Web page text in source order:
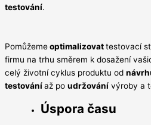
testování.
Pomůžemeoptimalizovattestovací
firmu na trhu směrem k dosažení
celý životní cyklus produktu od
testováníaž po udržování výroby a
Úspora času